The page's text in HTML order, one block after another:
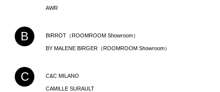
AWR
B BIRROT（ROOMROOM Showroom）
BY MALENE BIRGER（ROOMROOM Showroom）
C C&C MILANO
CAMILLE SURAULT